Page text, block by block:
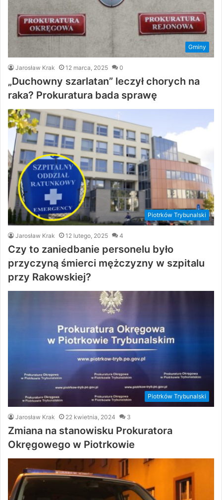
Gminy
Jarosław Krak 12 marca, 2025 0
„Duchowny szarlatan” leczył chorych na
raka? Prokuratura bada sprawę
Piotrków Trybunalski
Jarosław Krak 12 lutego, 2025 4
Czy to zaniedbanie personelu było
przyczyną śmierci mężczyzny w szpitalu
przy Rakowskiej?
Piotrków Trybunalski
Jarosław Krak 22 kwietnia, 2024 3
Zmiana na stanowisku Prokuratora
Okręgowego w Piotrkowie